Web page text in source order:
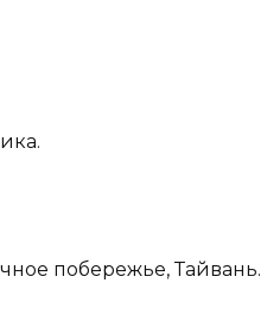
побережье, Тайвань.